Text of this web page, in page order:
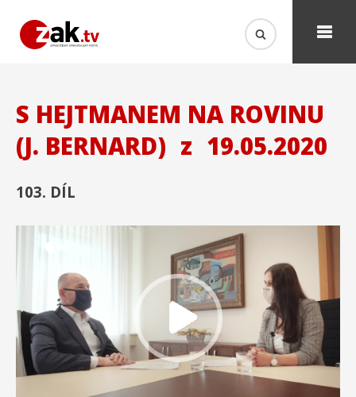
S HEJTMANEM NA ROVINU
(J. BERNARD) z 19.05.2020
103. DÍL